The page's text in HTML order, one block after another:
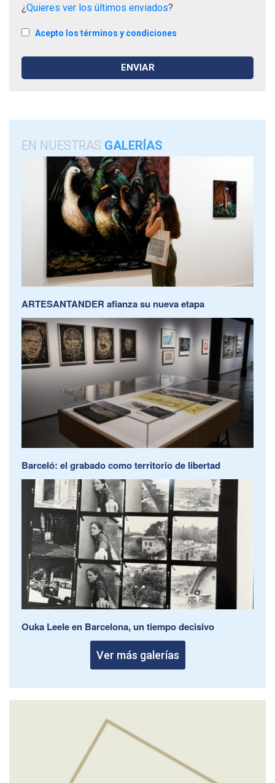
¿Quieres ver los últimos enviados?
Acepto los términos y condiciones
EN NUESTRAS GALERÍAS
ARTESANTANDER afianza su nueva etapa
Barceló: el grabado como territorio de libertad
Ouka Leele en Barcelona, un tiempo decisivo
Ver más galerías